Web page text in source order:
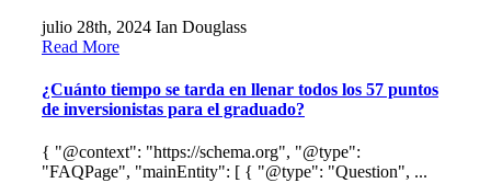
julio 28th, 2024 Ian Douglass
Read More
¿Cuánto tiempo se tarda en llenar todos los 57 puntos
de inversionistas para el graduado?
{ "@context": "https://schema.org", "@type":
"FAQPage", "mainEntity": [ { "@type": "Question", ...